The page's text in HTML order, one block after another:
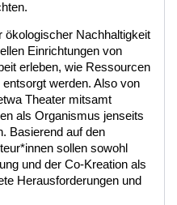
Nachhaltigkeit
Einrichtungen von
erleben, wie Ressourcen
werden. Also von
Theater mitsamt
als Organismus jenseits
Basierend auf den
sollen sowohl
und der Co-Kreation als
Herausforderungen und